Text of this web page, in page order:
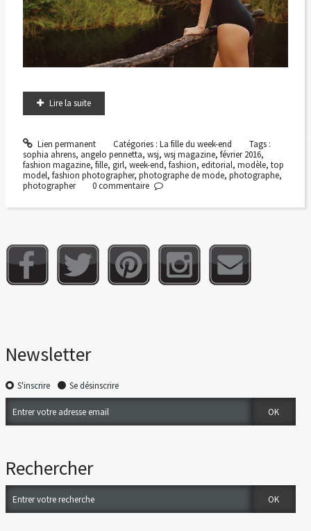
Lire la suite
Lien permanent Catégories : La fille du week-end
Tags :
sophia ahrens, angelo pennetta, wsj, wsj magazine, février 2016,
fashion magazine, fille, girl, week-end, fashion, editorial, modèle, top
model, fashion photographer, photographe de mode, photographe,
photographer
0commentaire
Newsletter
S'inscrire Se désinscrire
Rechercher